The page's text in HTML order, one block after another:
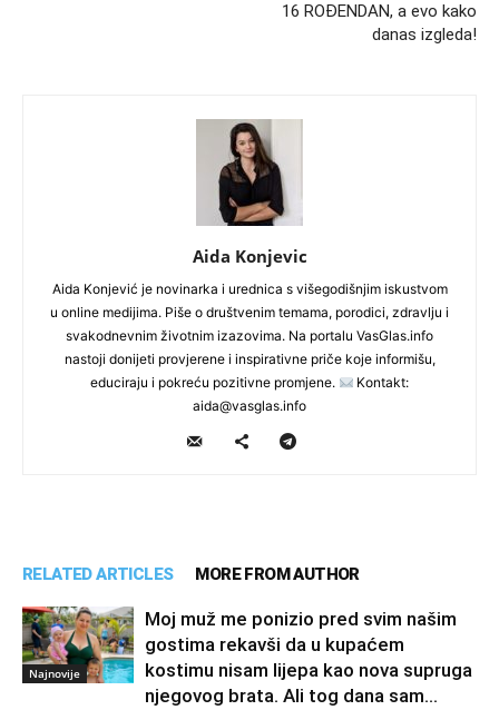
16 ROĐENDAN, a evo kako
danas izgleda!
Aida Konjevic
Aida Konjević je novinarka i urednica s višegodišnjim iskustvom
u online medijima. Piše o društvenim temama, porodici, zdravlju i
svakodnevnim životnim izazovima. Na portalu VasGlas.info
nastoji donijeti provjerene i inspirativne priče koje informišu,
educiraju i pokreću pozitivne promjene.
Kontakt:
aida@vasglas.info
RELATED ARTICLES MORE FROM AUTHOR
Najnovije
Moj muž me ponizio pred svim našim
gostima rekavši da u kupaćem
kostimu nisam lijepa kao nova supruga
njegovog brata. Ali tog dana sam...